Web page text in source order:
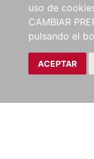
uso de
CAMBIAR
pulsando el
ACEPTAR